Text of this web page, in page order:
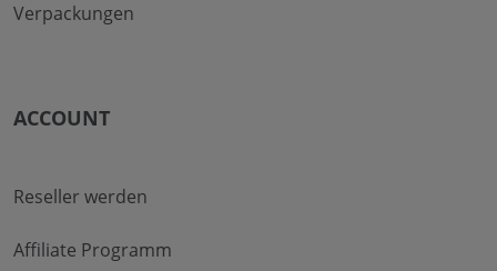
Verpackungen
ACCOUNT
Reseller werden
Affiliate Programm